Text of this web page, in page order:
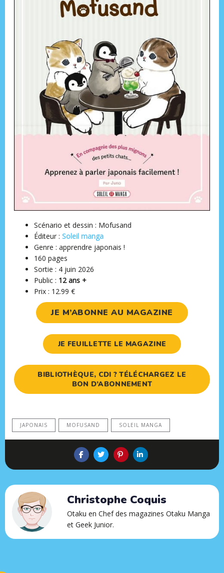
Scénario et dessin : Mofusand
Éditeur ‏:Soleil manga
Genre : apprendre japonais !
160 pages
Sortie : 4 juin 2026
Public : 12 ans +
Prix : 12.99 €
JE M’ABONNE AU MAGAZINE
JE FEUILLETTE LE MAGAZINE
BIBLIOTHÈQUE, CDI ? TÉLÉCHARGEZ LE
BON D’ABONNEMENT
JAPONAIS MOFUSAND SOLEIL MANGA
Christophe Coquis
Otaku en Chef des magazines Otaku Manga
et Geek Junior.